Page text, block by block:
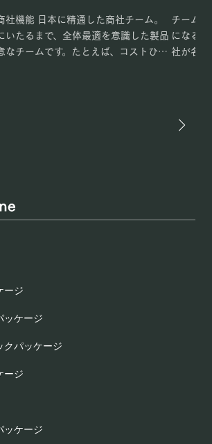
社機能 日本に精通した商社チーム。
いたるまで、全体最適を意識した製品
なチームです。たとえば、コストひと
チーム
になる
社が名
ージ
ッケージ
クパッケージ
ージ
ッケージ